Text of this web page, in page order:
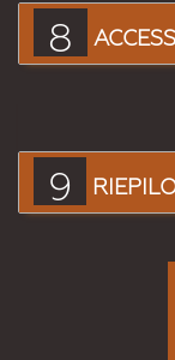
8
9